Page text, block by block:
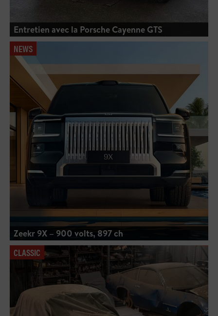
Entretien avec la Porsche Cayenne GTS
NEWS
Zeekr 9X – 900 volts, 897 ch
CLASSIC